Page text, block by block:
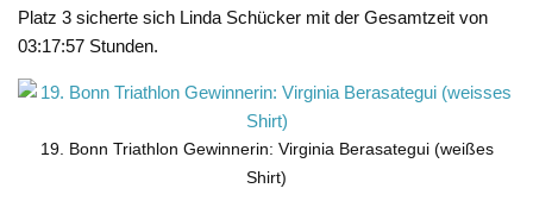
Platz 3 sicherte sich Linda Schücker mit der Gesamtzeit von
03:17:57 Stunden.
19. Bonn Triathlon Gewinnerin: Virginia Berasategui (weißes
Shirt)